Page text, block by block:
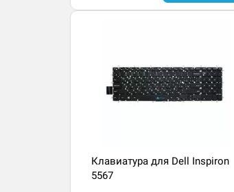
Клавиатура для Dell Inspiron
5567